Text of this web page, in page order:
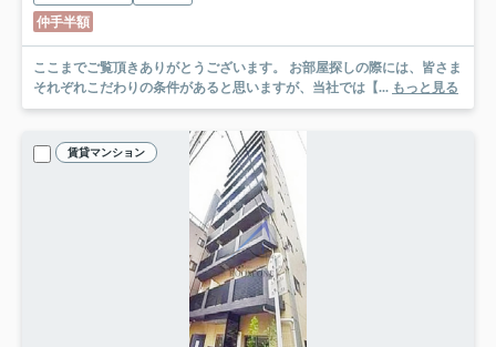
仲手半額
ここまでご覧頂きありがとうございます。 お部屋探しの際には、皆さま
それぞれこだわりの条件があると思いますが、当社では【... もっと見る
賃貸マンション